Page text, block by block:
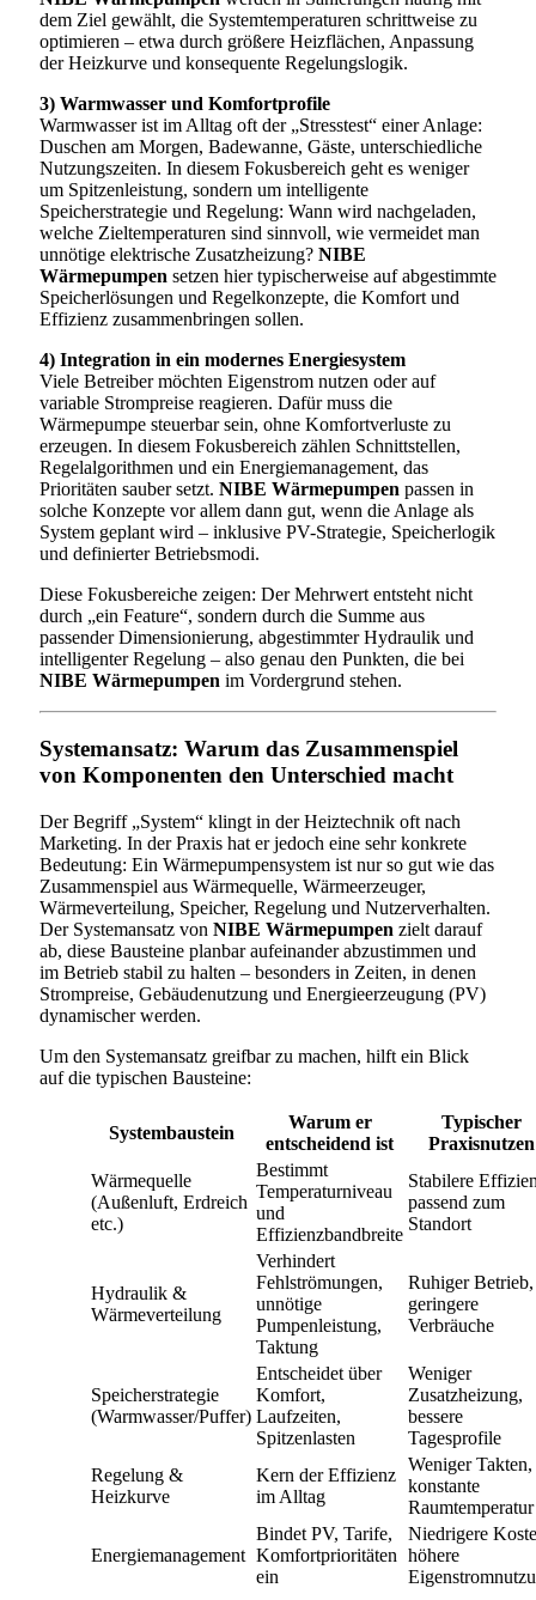
dem Ziel gewählt, die Systemtemperaturen schrittweise zu
optimieren – etwa durch größere Heizflächen, Anpassung
der Heizkurve und konsequente Regelungslogik.
3) Warmwasser und Komfortprofile
Warmwasser ist im Alltag oft der „Stresstest“ einer Anlage:
Duschen am Morgen, Badewanne, Gäste, unterschiedliche
Nutzungszeiten. In diesem Fokusbereich geht es weniger
um Spitzenleistung, sondern um intelligente
Speicherstrategie und Regelung: Wann wird nachgeladen,
welche Zieltemperaturen sind sinnvoll, wie vermeidet man
unnötige elektrische Zusatzheizung? NIBE
Wärmepumpen setzen hier typischerweise auf abgestimmte
Speicherlösungen und Regelkonzepte, die Komfort und
Effizienz zusammenbringen sollen.
4) Integration in ein modernes Energiesystem
Viele Betreiber möchten Eigenstrom nutzen oder auf
variable Strompreise reagieren. Dafür muss die
Wärmepumpe steuerbar sein, ohne Komfortverluste zu
erzeugen. In diesem Fokusbereich zählen Schnittstellen,
Regelalgorithmen und ein Energiemanagement, das
Prioritäten sauber setzt. NIBE Wärmepumpen passen in
solche Konzepte vor allem dann gut, wenn die Anlage als
System geplant wird – inklusive PV-Strategie, Speicherlogik
und definierter Betriebsmodi.
Diese Fokusbereiche zeigen: Der Mehrwert entsteht nicht
durch „ein Feature“, sondern durch die Summe aus
passender Dimensionierung, abgestimmter Hydraulik und
intelligenter Regelung – also genau den Punkten, die bei
NIBE Wärmepumpen im Vordergrund stehen.
Systemansatz: Warum das Zusammenspiel
von Komponenten den Unterschied macht
Der Begriff „System“ klingt in der Heiztechnik oft nach
Marketing. In der Praxis hat er jedoch eine sehr konkrete
Bedeutung: Ein Wärmepumpensystem ist nur so gut wie das
Zusammenspiel aus Wärmequelle, Wärmeerzeuger,
Wärmeverteilung, Speicher, Regelung und Nutzerverhalten.
Der Systemansatz von NIBE Wärmepumpen zielt darauf
ab, diese Bausteine planbar aufeinander abzustimmen und
im Betrieb stabil zu halten – besonders in Zeiten, in denen
Strompreise, Gebäudenutzung und Energieerzeugung (PV)
dynamischer werden.
Um den Systemansatz greifbar zu machen, hilft ein Blick
auf die typischen Bausteine:
Systembaustein
Warum er
entscheidend ist
Typischer
Praxisnutzen
Wärmequelle
(Außenluft, Erdreich
etc.)
Bestimmt
Temperaturniveau
und
Effizienzbandbreite
Stabilere
passend zum
Standort
Hydraulik &
Wärmeverteilung
Verhindert
Fehlströmungen,
unnötige
Pumpenleistung,
Taktung
Ruhiger Betrieb,
geringere
Verbräuche
Speicherstrategie
(Warmwasser/Puffer)
Entscheidet über
Komfort,
Laufzeiten,
Spitzenlasten
Weniger
Zusatzheizung,
bessere
Tagesprofile
Regelung &
Heizkurve
Kern der Effizienz
im Alltag
Weniger Takten,
konstante
Raumtemperatur
Energiemanagement
Bindet PV, Tarife,
Komfortprioritäten
ein
Niedrigere
höhere